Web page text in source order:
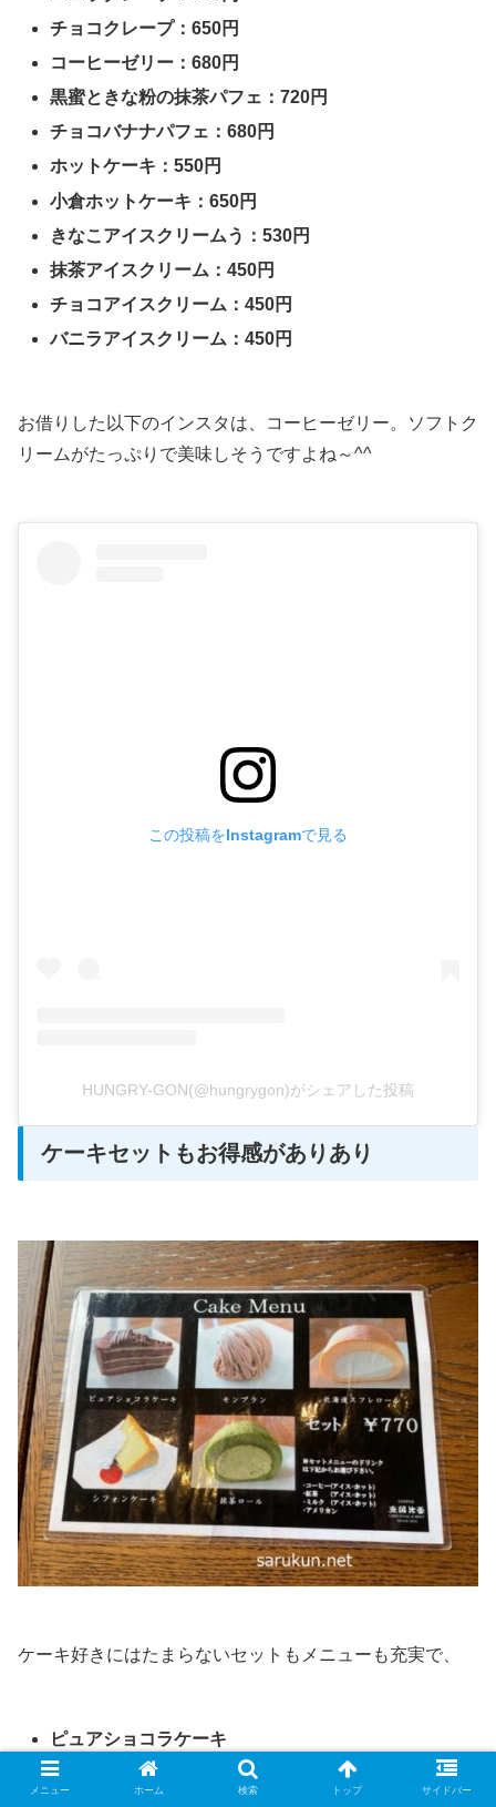
チョコクレープ：650円
コーヒーゼリー：680円
黒蜜ときな粉の抹茶パフェ：720円
チョコバナナパフェ：680円
ホットケーキ：550円
小倉ホットケーキ：650円
きなこアイスクリームう：530円
抹茶アイスクリーム：450円
チョコアイスクリーム：450円
バニラアイスクリーム：450円
お借りした以下のインスタは、コーヒーゼリー。ソフトク
リームがたっぷりで美味しそうですよね～^^
この投稿をInstagramで見る
HUNGRY-GON(@hungrygon)がシェアした投稿
ケーキセットもお得感がありあり
ケーキ好きにはたまらないセットもメニューも充実で、
ピュアショコラケーキ
モンブラン
メニュー ホーム 検索 トップ サイドバー